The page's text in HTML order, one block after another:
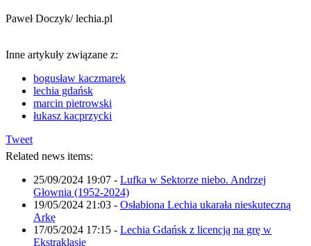
Paweł Doczyk/ lechia.pl
Inne artykuły związane z:
bogusław kaczmarek
lechia gdańsk
marcin pietrowski
łukasz kacprzycki
Tweet
Related news items:
25/09/2024 19:07 - Lufka w Sektorze niebo. Andrzej
Głownia (1952-2024)
19/05/2024 21:03 - Osłabiona Lechia ukarała nieskuteczną
Arkę
17/05/2024 17:15 - Lechia Gdańsk z licencją na grę w
Ekstraklasie